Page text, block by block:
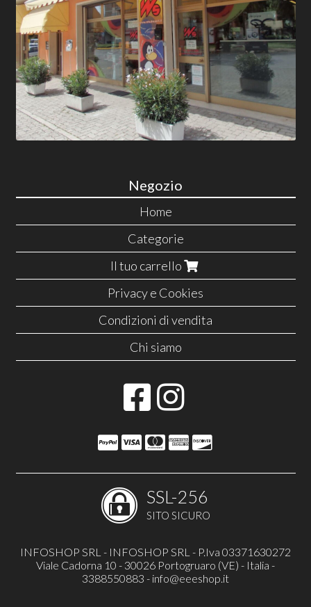
Negozio
Home
Categorie
Il tuo carrello
Privacy e Cookies
Condizioni di vendita
Chi siamo
SSL-256
SITO SICURO
INFOSHOP SRL - INFOSHOP SRL - P.Iva 03371630272
Viale Cadorna 10 - 30026 Portogruaro (VE) - Italia -
3388550883 - info@eeeshop.it